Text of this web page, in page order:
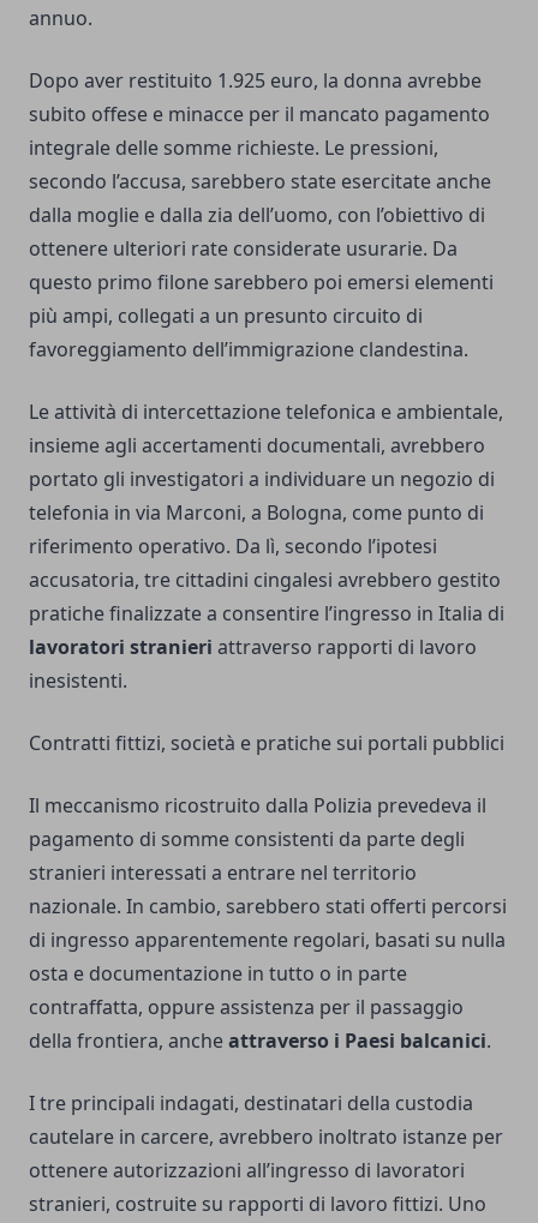
annuo.
Dopo aver restituito 1.925 euro, la donna avrebbe
subito offese e minacce per il mancato pagamento
integrale delle somme richieste. Le pressioni,
secondo l’accusa, sarebbero state esercitate anche
dalla moglie e dalla zia dell’uomo, con l’obiettivo di
ottenere ulteriori rate considerate usurarie. Da
questo primo filone sarebbero poi emersi elementi
più ampi, collegati a un presunto circuito di
favoreggiamento dell’immigrazione clandestina.
Le attività di intercettazione telefonica e ambientale,
insieme agli accertamenti documentali, avrebbero
portato gli investigatori a individuare un negozio di
telefonia in via Marconi, a Bologna, come punto di
riferimento operativo. Da lì, secondo l’ipotesi
accusatoria, tre cittadini cingalesi avrebbero gestito
pratiche finalizzate a consentire l’ingresso in Italia di
lavoratori stranieri attraverso rapporti di lavoro
inesistenti.
Contratti fittizi, società e pratiche sui portali pubblici
Il meccanismo ricostruito dalla Polizia prevedeva il
pagamento di somme consistenti da parte degli
stranieri interessati a entrare nel territorio
nazionale. In cambio, sarebbero stati offerti percorsi
di ingresso apparentemente regolari, basati su nulla
osta e documentazione in tutto o in parte
contraffatta, oppure assistenza per il passaggio
della frontiera, ancheattraverso i Paesi balcanici.
I tre principali indagati, destinatari della custodia
cautelare in carcere, avrebbero inoltrato istanze per
ottenere autorizzazioni all’ingresso di lavoratori
stranieri, costruite su rapporti di lavoro fittizi. Uno